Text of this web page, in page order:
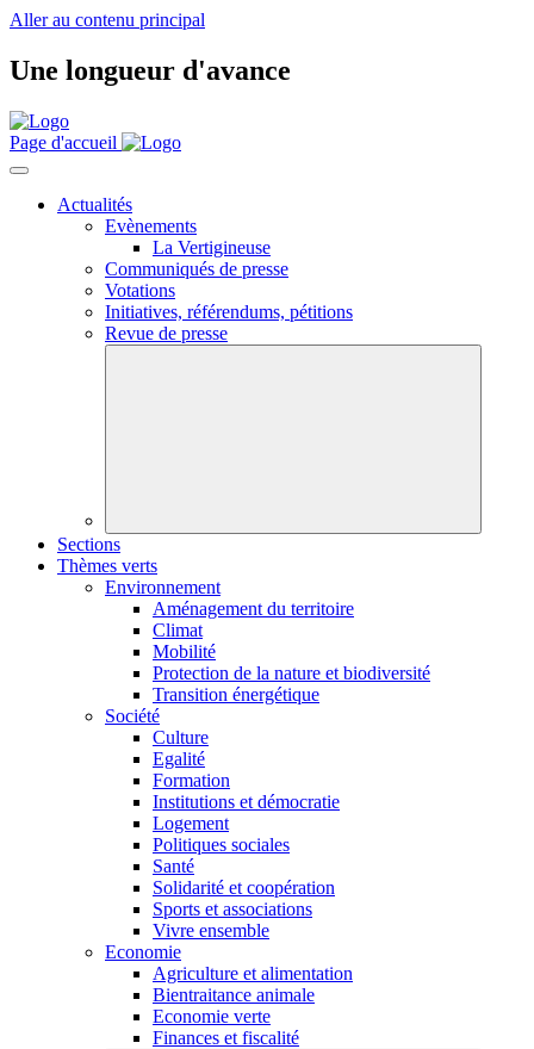
Aller au contenu principal
Une longueur d'avance
Page d'accueil
Actualités
Evènements
La Vertigineuse
Communiqués de presse
Votations
Initiatives, référendums, pétitions
Revue de presse
Sections
Thèmes verts
Environnement
Aménagement du territoire
Climat
Mobilité
Protection de la nature et biodiversité
Transition énergétique
Société
Culture
Egalité
Formation
Institutions et démocratie
Logement
Politiques sociales
Santé
Solidarité et coopération
Sports et associations
Vivre ensemble
Economie
Agriculture et alimentation
Bientraitance animale
Economie verte
Finances et fiscalité